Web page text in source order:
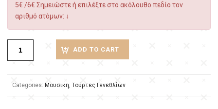
5€ /6€ Σημειώστε ή επιλέξτε στο ακόλουθο πεδίο τον
αριθμό ατόμων: ↓
ADD TO CART
Categories: Μουσικη Τούρτες Γενεθλίων